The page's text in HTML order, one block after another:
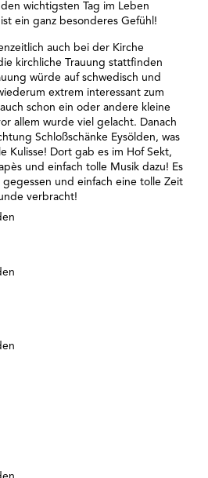
wichtigsten Tag im Leben
ein ganz besonderes Gefühl!
auch bei der Kirche
kirchliche Trauung stattfinden
würde auf schwedisch und
extrem interessant zum
schon ein oder andere kleine
allem wurde viel gelacht. Danach
Schloßschänke Eysölden, was
Kulisse! Dort gab es im Hof Sekt,
und einfach tolle Musik dazu! Es
und einfach eine tolle Zeit
verbracht!